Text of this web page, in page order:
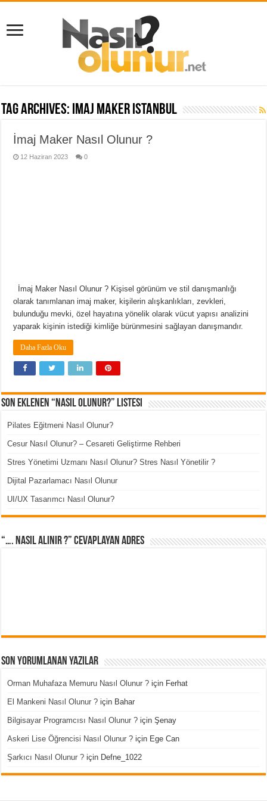
Tag Archives: imaj maker istanbul
İmaj Maker Nasıl Olunur ?
12 Haziran 2023 0
İmaj Maker Nasıl Olunur ? Kişisel görünüm ve stil danışmanlığı
olarak tanımlanan imaj maker, kişilerin alışkanlıkları, zevkleri,
bulunduğu mevki, özel hayatına yönelik olarak vücut yapısı analizini
yaparak kişinin istediği kimliğe bürünmesini sağlayan danışmandır.
Daha Fazla Oku
Son Eklenen “Nasıl Olunur?” Listesi
Pilates Eğitmeni Nasıl Olunur?
Cesur Nasıl Olunur? – Cesareti Geliştirme Rehberi
Stres Yönetimi Uzmanı Nasıl Olunur? Stres Nasıl Yönetilir ?
Dijital Pazarlamacı Nasıl Olunur
UI/UX Tasarımcı Nasıl Olunur?
“…. Nasıl Alınır ?” cevaplayan adres
Son Yorumlanan Yazılar
Orman Muhafaza Memuru Nasıl Olunur ? için Ferhat
El Mankeni Nasıl Olunur ? için Bahar
Bilgisayar Programcısı Nasıl Olunur ? içinŞenay
Askeri Lise Öğrencisi Nasıl Olunur ? için Ege Can
Şarkıcı Nasıl Olunur ? için Defne_1022